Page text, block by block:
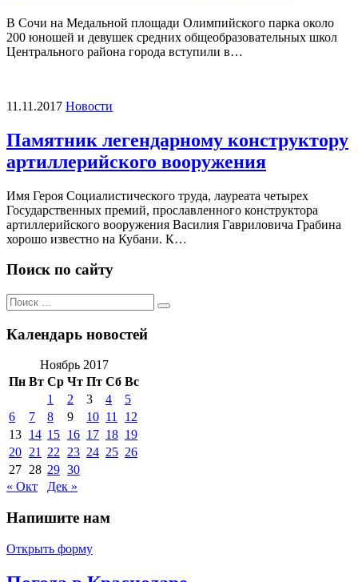
В Сочи на Медальной площади Олимпийского парка около
200 юношей и девушек средних общеобразовательных школ
Центрального района города вступили в…
11.11.2017 Новости
Памятник легендарному конструктору
артиллерийского вооружения
Имя Героя Социалистического труда, лауреата четырех
Государственных премий, прославленного конструктора
артиллерийского вооружения Василия Гавриловича Грабина
хорошо известно на Кубани. К…
Поиск по сайту
Поиск
по:
Поиск
Календарь новостей
Ноябрь 2017
Пн Вт Ср Чт Пт Сб Вс
1
2 3 4
5
6
7 8 9 10 11
12
13 14 15 16 17 18 19
20 21 22 23 24 25 26
27 28 29 30
« Окт
Дек »
Напишите нам
Открыть форму